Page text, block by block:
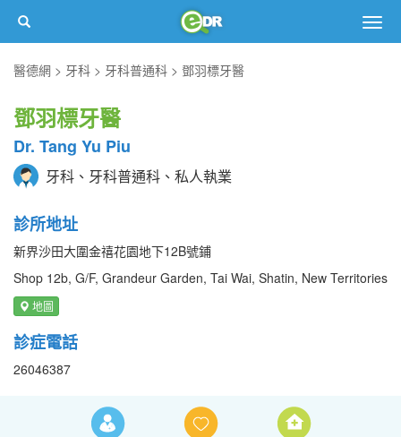
醫德網
牙科 牙科普通科 鄧羽標牙醫
鄧羽標牙醫
Dr. Tang Yu Piu
牙科、牙科普通科、私人執業
診所地址
新界沙田大圍金禧花園地下12B號鋪
Shop 12b, G/F, Grandeur Garden, Tai Wai, Shatin, New Territories
地圖
診症電話
26046387